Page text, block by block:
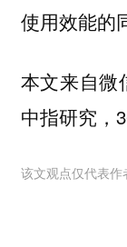
使用效能的
本文来自微
中指研究，
该文观点仅代表作